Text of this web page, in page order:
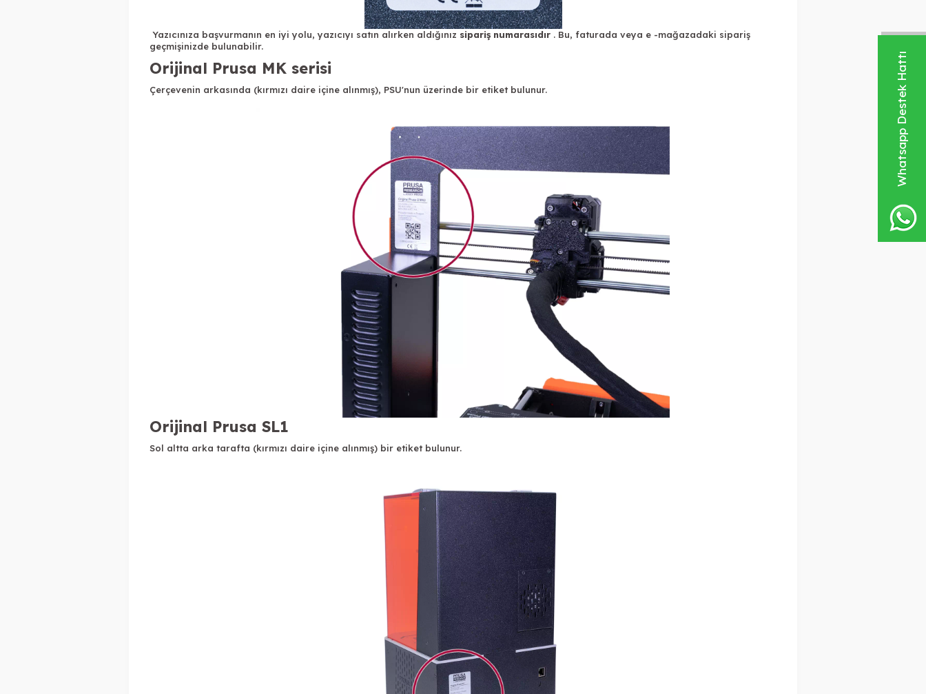
Whatsapp Destek Hattı
Yazıcınıza başvurmanın en iyi yolu, yazıcıyı satın alırken aldığınız sipariş numarasıdır . Bu, faturada veya e -mağazadaki sipariş
geçmişinizde bulunabilir.
Orijinal Prusa MK serisi
Çerçevenin arkasında (kırmızı daire içine alınmış), PSU'nun üzerinde bir etiket bulunur.
Orijinal Prusa SL1
Sol altta arka tarafta (kırmızı daire içine alınmış) bir etiket bulunur.